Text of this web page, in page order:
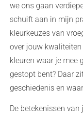
we ons gaan
schuift aan in mijn
kleurkeuzes van
over jouw
kleuren waar je mee
gestopt bent? Daar
geschiedenis en
De betekenissen